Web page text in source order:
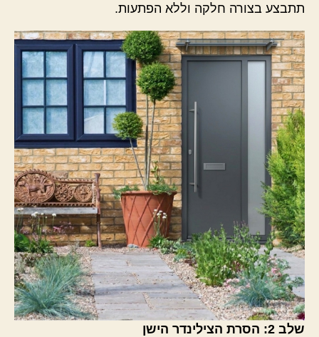
תתבצע בצורה חלקה וללא הפתעות.
שלב 2: הסרת הצילינדר הישן